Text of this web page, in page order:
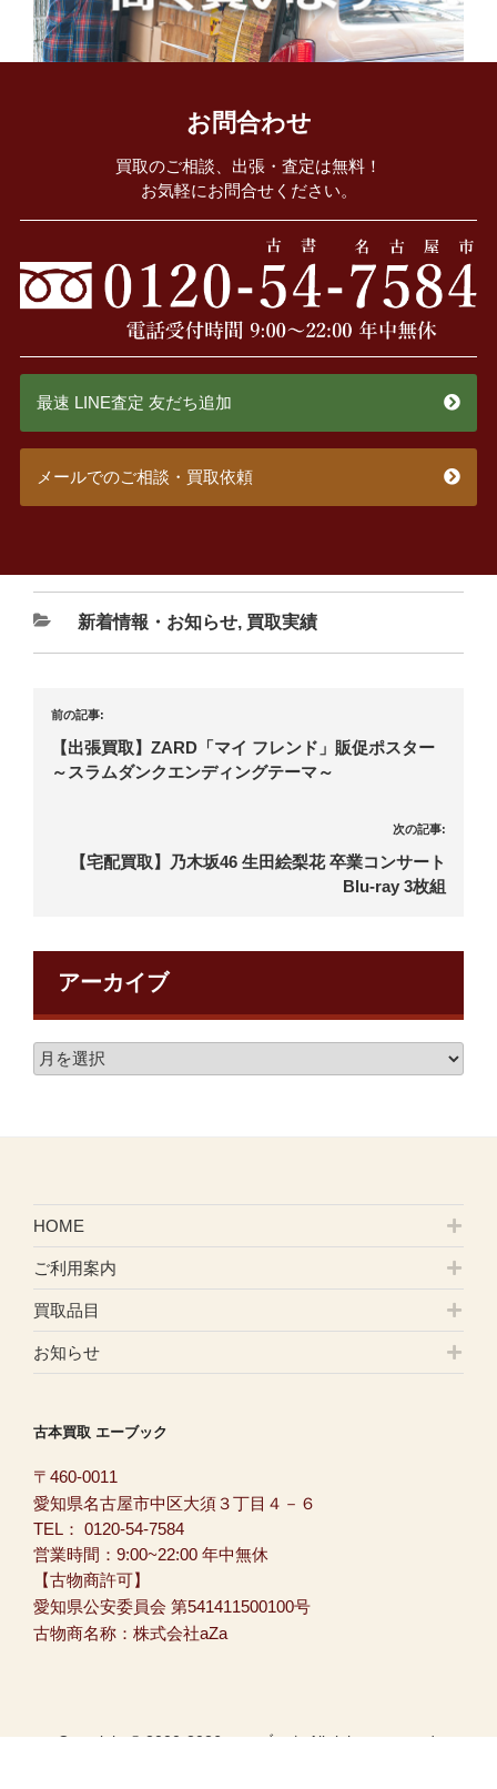
お問合わせ
買取のご相談、出張・査定は無料！
お気軽にお問合せください。
最速 LINE査定 友だち追加
メールでのご相談・買取依頼
新着情報・お知らせ, 買取実績
前の記事:
【出張買取】ZARD「マイ フレンド」販促ポスター
～スラムダンクエンディングテーマ～
次の記事:
【宅配買取】乃木坂46 生田絵梨花 卒業コンサート
Blu-ray 3枚組
アーカイブ
HOME
ご利用案内
買取品目
お知らせ
古本買取 エーブック
〒460-0011
愛知県名古屋市中区大須３丁目４－６
TEL： 0120-54-7584
営業時間：9:00~22:00 年中無休
【古物商許可】
愛知県公安委員会 第541411500100号
古物商名称：株式会社aZa
Copyright © 2000-2026 エーブック All rights reserved.